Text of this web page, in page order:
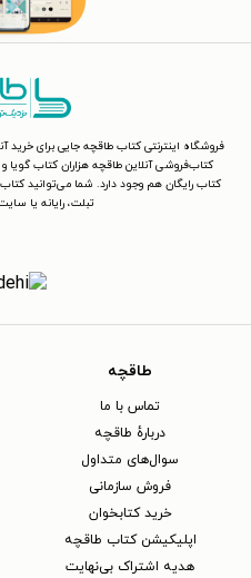
فروشگاه اینترنتی کتاب طاقچه جایی برای خرید
کتاب‌فروشی آنلاین طاقچه هزاران کتاب
کتاب رایگان هم وجود دارد. شما می‌توانید
تبلت، رایانه یا
طاقچه
تماس با ما
دربارهٔ طاقچه
سوال‌های متداول
فروش سازمانی
خرید کتابخوان
اپلیکیشن کتاب طاقچه
هدیه اشتراک بی‌نهایت